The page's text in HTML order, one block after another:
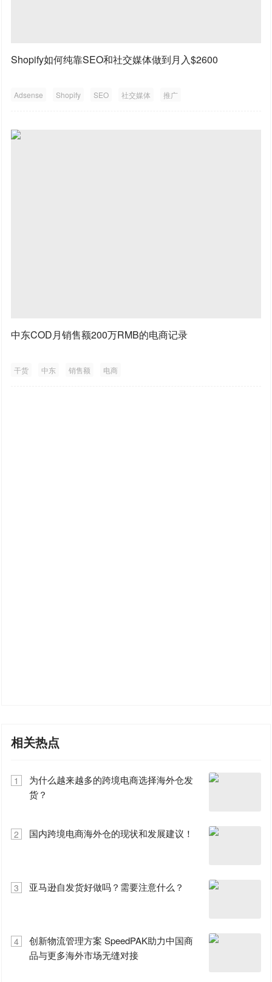
Shopify如何纯靠SEO和社交媒体做到月入$2600
Adsense Shopify SEO 社交媒体 推广
中东COD月销售额200万RMB的电商记录
干货 中东 销售额 电商
相关热点
1
为什么越来越多的跨境电商选择海外仓发
货？
2 国内跨境电商海外仓的现状和发展建议！
3 亚马逊自发货好做吗？需要注意什么？
4
创新物流管理方案 SpeedPAK助力中国商
品与更多海外市场无缝对接